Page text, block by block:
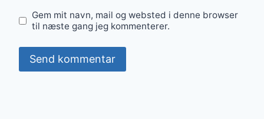
Gem mit navn, mail og websted i denne browser
til næste gang jeg kommenterer.